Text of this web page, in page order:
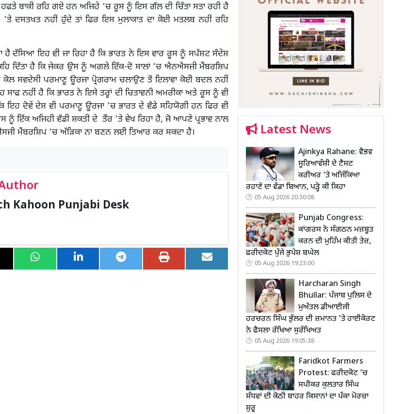
ਬਾਕੀ ਰਹਿ ਗਏ ਹਨ ਅਜਿਹੇ ‘ਚ ਰੂਸ ਨੂੰ ਇਸ ਗੱਲ ਦੀ ਚਿੰਤਾ ਸਤਾ ਰਹੀ ਹੈ
ਦਸਤਖਤ ਨਹੀਂ ਹੁੰਦੇ ਤਾਂ ਫਿਰ ਇਸ ਮੁਲਾਕਾਤ ਦਾ ਕੋਈ ਮਤਲਬ ਨਹੀਂ ਰਹਿ
ਹੈ ਦੱਸਿਆ ਇਹ ਵੀ ਜਾ ਰਿਹਾ ਹੈ ਕਿ ਭਾਰਤ ਨੇ ਇਸ ਵਾਰ ਰੂਸ ਨੂੰ ਸਪੱਸ਼ਟ ਸੰਦੇਸ਼
ਦਿੱਤਾ ਹੈ ਕਿ ਜੇਕਰ ਉਸ ਨੂੰ ਅਗਲੇ ਇੱਕ-ਦੋ ਸਾਲਾਂ ‘ਚ ਐਨਐਸਜੀ ਮੈਂਬਰਸ਼ਿਪ
ਕੋਲ ਸਵਦੇਸੀ ਪਰਮਾਣੂ ਊਰਜਾ ਪ੍ਰੋਗਰਾਮ ਚਲਾਉਣ ਤੋਂ ਇਲਾਵਾ ਕੋਈ ਬਦਲ ਨਹੀਂ
ਸਾਫ ਨਹੀਂ ਹੈ ਕਿ ਭਾਰਤ ਨੇ ਇਸੇ ਤਰ੍ਹਾਂ ਦੀ ਚਿਤਾਵਨੀ ਅਮਰੀਕਾ ਅਤੇ ਰੂਸ ਨੂੰ ਵੀ
ਇਹ ਦੋਵੇਂ ਦੇਸ਼ ਵੀ ਪਰਮਾਣੂ ਊਰਜਾ ‘ਚ ਭਾਰਤ ਦੇ ਵੱਡੇ ਸਹਿਯੋਗੀ ਹਨ ਫਿਰ ਵੀ
ਨੂੰ ਇੱਕ ਅਜਿਹੀ ਵੱਡੀ ਸ਼ਕਤੀ ਦੇ ਤੌਰ ‘ਤੇ ਵੇਖ ਰਿਹਾ ਹੈ, ਜੋ ਆਪਣੇ ਪ੍ਰਭਾਵ ਨਾਲ
ਮੈਂਬਰਸ਼ਿਪ ‘ਚ ਅੱੜਿਕਾ ਨਾ ਬਣਨ ਲਈ ਤਿਆਰ ਕਰ ਸਕਦਾ ਹੈ।
Kahoon Punjabi Desk
Latest News
Ajinkya Rahane: ਵੈਭਵ
ਸੂਰਿਆਵੰਸ਼ੀ ਦੇ ਟੈਸਟ
ਕਰੀਅਰ ’ਤੇ ਅਜਿੰਕਿਆ
ਰਹਾਣੇ ਦਾ ਵੱਡਾ ਬਿਆਨ, ਪੜ੍ਹੋ ਕੀ ਕਿਹਾ
05 Aug 2026 20:30:08
Punjab Congress:
ਕਾਂਗਰਸ ਨੇ ਸੰਗਠਨ ਮਜ਼ਬੂਤ
ਕਰਨ ਦੀ ਮੁਹਿੰਮ ਕੀਤੀ ਤੇਜ਼,
ਫਰੀਦਕੋਟ ਪੁੱਜੇ ਭੁਪੇਸ਼ ਬਘੇਲ
05 Aug 2026 19:23:00
Harcharan Singh
Bhullar: ਪੰਜਾਬ ਪੁਲਿਸ ਦੇ
ਮੁਅੱਤਲ ਡੀਆਈਜੀ
ਹਰਚਰਨ ਸਿੰਘ ਭੁੱਲਰ ਦੀ ਜ਼ਮਾਨਤ ’ਤੇ ਹਾਈਕੋਰਟ
ਨੇ ਫੈਸਲਾ ਰੱਖਿਆ ਸੁਰੱਖਿਅਤ
05 Aug 2026 19:05:38
Faridkot Farmers
Protest: ਫਰੀਦਕੋਟ ’ਚ
ਸਪੀਕਰ ਕੁਲਤਾਰ ਸਿੰਘ
ਸੰਧਵਾਂ ਦੀ ਕੋਠੀ ਬਾਹਰ ਕਿਸਾਨਾਂ ਦਾ ਪੱਕਾ ਮੋਰਚਾ
ਸ਼ੁਰੂ